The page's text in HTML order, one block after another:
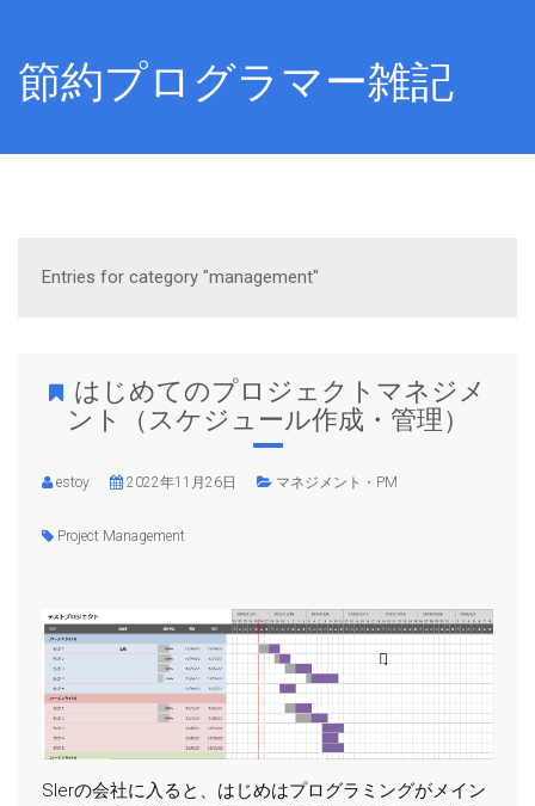
節約プログラマー雑記
Entries for category "management"
はじめてのプロジェクトマネジメ
ント（スケジュール作成・管理）
estoy 2022年11月26日 マネジメント・PM
Project Management
SIerの会社に入ると、はじめはプログラミングがメイン